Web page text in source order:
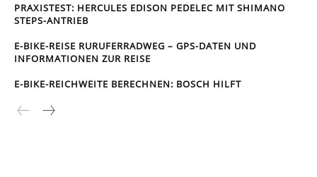
PRAXISTEST: HERCULES EDISON PEDELEC MIT SHIMANO
STEPS-ANTRIEB
E-BIKE-REISE RUR­UFER­RAD­WEG – GPS-DATEN UND
INFORMATIONEN ZUR REISE
E-BIKE-REICHWEITE BERECHNEN: BOSCH HILFT